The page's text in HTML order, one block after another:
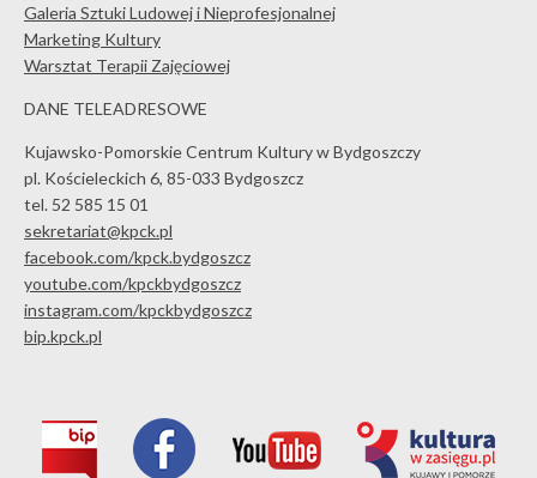
Galeria Sztuki Ludowej i Nieprofesjonalnej
Marketing Kultury
Warsztat Terapii Zajęciowej
DANE TELEADRESOWE
Kujawsko-Pomorskie Centrum Kultury w Bydgoszczy
pl. Kościeleckich 6, 85-033 Bydgoszcz
tel. 52 585 15 01
sekretariat@kpck.pl
facebook.com/kpck.bydgoszcz
youtube.com/kpckbydgoszcz
instagram.com/kpckbydgoszcz
bip.kpck.pl